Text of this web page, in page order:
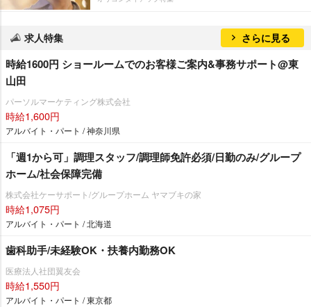
求人特集 さらに見る
時給1600円 ショールームでのお客様ご案内&事務サポート@東
山田
パーソルマーケティング株式会社
時給1,600円
アルバイト・パート / 神奈川県
「週1から可」調理スタッフ/調理師免許必須/日勤のみ/グループ
ホーム/社会保障完備
株式会社ケーサポート/グループホーム ヤマブキの家
時給1,075円
アルバイト・パート / 北海道
歯科助手/未経験OK・扶養内勤務OK
医療法人社団翼友会
時給1,550円
アルバイト・パート / 東京都